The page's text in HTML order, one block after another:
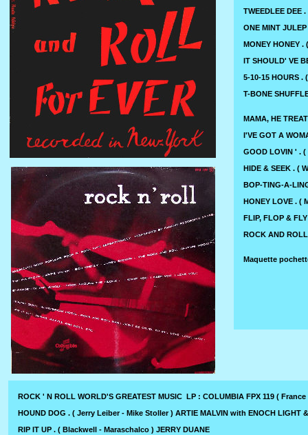
TWEEDLEE DEE
ONE MINT
MONEY HONEY .
IT SHOULD' VE
5-10-15 HOURS .
T-BONE
MAMA, HE
I'VE GOT A
GOOD LOVIN ' .
HIDE & SEEK . (
BOP-TING-A-
HONEY LOVE . (
FLIP, FLOP &
ROCK AND
Maquette
ROCK ' N ROLL WORLD'S GREATEST MUSIC LP : COLUMBIA FPX 119 ( France
HOUND DOG . ( Jerry Leiber - Mike Stoller ) ARTIE MALVIN with ENOCH LIGHT
RIP IT UP . ( Blackwell - Maraschalco ) JERRY DUANE